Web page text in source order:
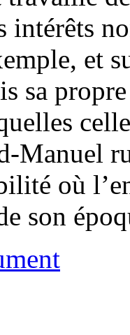
intérêts
et
sa
Manuel
où
son